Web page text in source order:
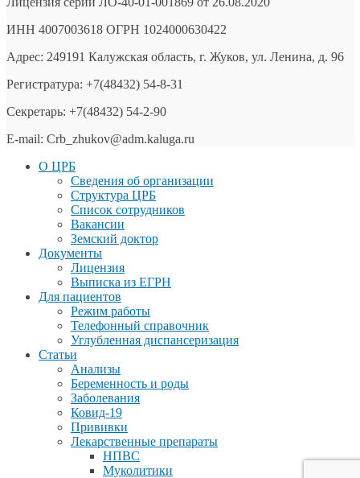
ИНН 4007003618 ОГРН 1024000630422
Адрес: 249191 Калужская область, г. Жуков, ул. Ленина, д. 96
Регистратура: +7(48432) 54-8-31
Секретарь: +7(48432) 54-2-90
E-mail: Crb_zhukov@adm.kaluga.ru
О ЦРБ
Сведения об организации
Структура ЦРБ
Список сотрудников
Вакансии
Земский доктор
Документы
Лицензия
Выписка из ЕГРН
Для пациентов
Режим работы
Телефонный справочник
Углубленная диспансеризация
Статьи
Анализы
Беременность и роды
Заболевания
Ковид-19
Прививки
Лекарственные препараты
НПВС
Муколитики